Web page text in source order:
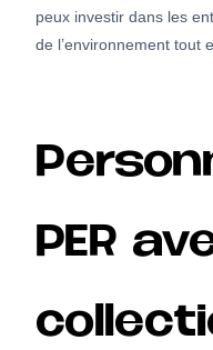
peux investir dans les
de l’environnement tout
PER